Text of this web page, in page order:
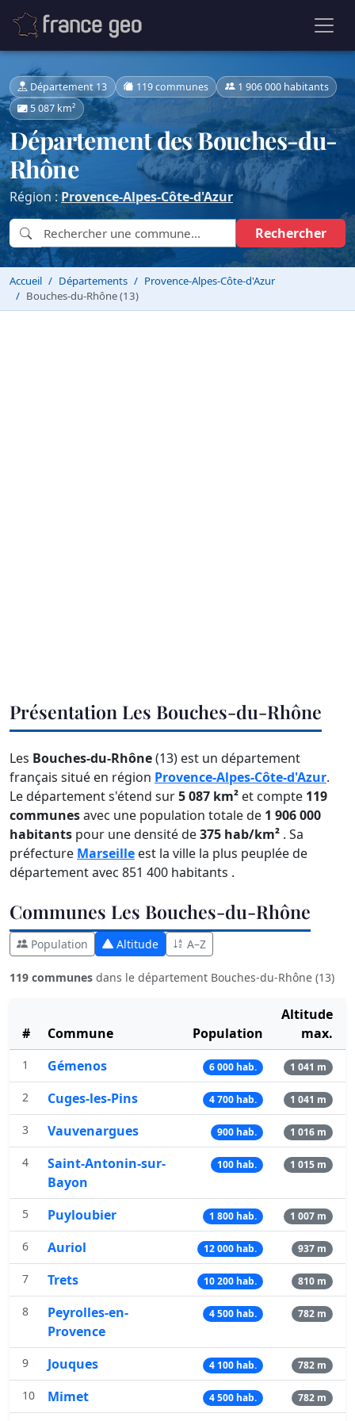
Département 13 119 communes
1 906 000 habitants
5 087 km²
Département des Bouches-du-
Rhône
Région :Provence-Alpes-Côte-d'Azur
Rechercher
Accueil Départements
Provence-Alpes-Côte-d'Azur
Bouches-du-Rhône (13)
Présentation Les Bouches-du-Rhône
Les Bouches-du-Rhône(13) est un département
français situé en région Provence-Alpes-Côte-d'Azur.
Le département s'étend sur5 087 km² et compte 119
communesavec une population totale de 1 906 000
habitants pour une densité de375 hab/km² . Sa
préfecture Marseille est la ville la plus peuplée de
département avec 851 400 habitants .
Communes Les Bouches-du-Rhône
Population Altitude A–Z
119 communes dans le département Bouches-du-Rhône (13)
# Commune Population
Altitude
max.
1 Gémenos 6 000 hab. 1 041 m
2 Cuges-les-Pins 4 700 hab. 1 041 m
3 Vauvenargues 900 hab. 1 016 m
4
Saint-Antonin-sur-
Bayon
100 hab. 1 015 m
5 Puyloubier 1 800 hab. 1 007 m
6 Auriol 12 000 hab. 937 m
7 Trets 10 200 hab. 810 m
8
Peyrolles-en-
Provence
4 500 hab. 782 m
9 Jouques 4 100 hab. 782 m
10 Mimet 4 500 hab. 782 m